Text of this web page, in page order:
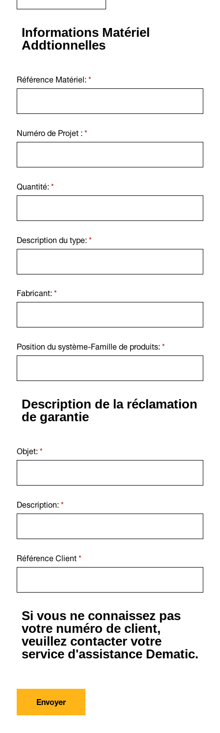
Informations Matériel
Addtionnelles
*
Référence Matériel:
*
Numéro de Projet :
*
Quantité:
*
Description du type:
*
Fabricant:
*
Position du système-Famille de produits:
Description de la réclamation
de garantie
*
Objet:
*
Description:
*
Référence Client
Si vous ne connaissez pas
votre numéro de client,
veuillez contacter votre
service d'assistance Dematic.
Envoyer